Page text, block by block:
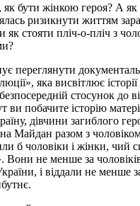
бути жінкою героя? А як
ризикнути життям
стояти пліч-о-пліч з
переглянути
яка висвітлює
стосунок до
ви побачите історію
дівчини загиблого
Майдан разом з
б чоловіки і жінки, чий
Вони не менше за
і віддали не менше